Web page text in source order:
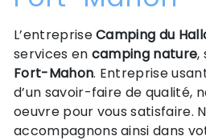
L’entrepriseCamping du
services en camping nature,
Fort-Mahon. Entreprise
d’un savoir-faire de qualité,
oeuvre pour vous satisfaire.
accompagnons ainsi dans